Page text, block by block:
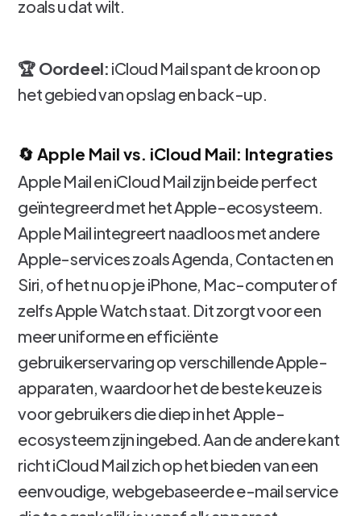
zoals u dat wilt.
🏆 Oordeel: iCloud Mail spant de kroon op
het gebied van opslag en back-up.
🔄 Apple Mail vs. iCloud Mail: Integraties
Apple Mail en iCloud Mail zijn beide perfect
geïntegreerd met het Apple-ecosysteem.
Apple Mail integreert naadloos met andere
Apple-services zoals Agenda, Contacten en
Siri, of het nu op je iPhone, Mac-computer of
zelfs Apple Watch staat. Dit zorgt voor een
meer uniforme en efficiënte
gebruikerservaring op verschillende Apple-
apparaten, waardoor het de beste keuze is
voor gebruikers die diep in het Apple-
ecosysteem zijn ingebed. Aan de andere kant
richt iCloud Mail zich op het bieden van een
eenvoudige, webgebaseerde e-mail service